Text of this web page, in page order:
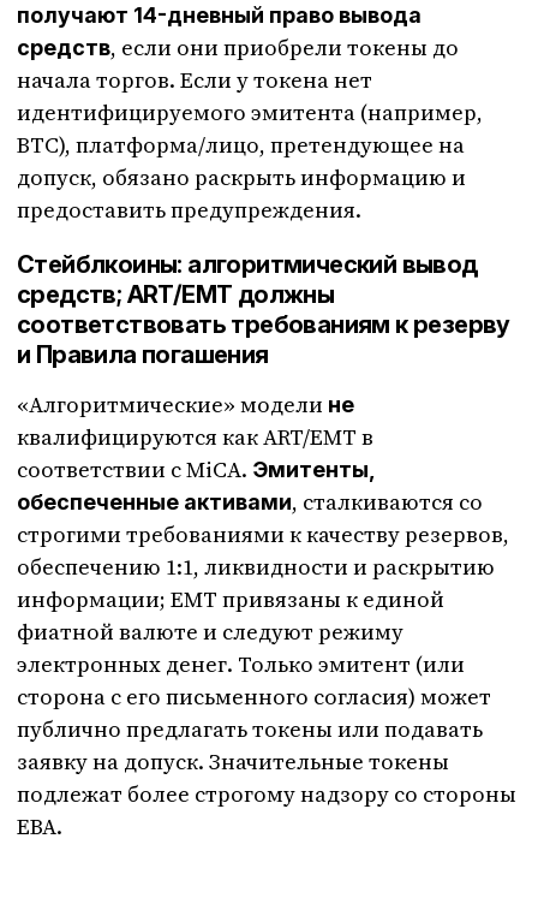
получают 14-дневный право вывода
средств, если они приобрели токены до
начала торгов. Если у токена нет
идентифицируемого эмитента (например,
BTC), платформа/лицо, претендующее на
допуск, обязано раскрыть информацию и
предоставить предупреждения.
Стейблкоины: алгоритмический вывод
средств; ART/EMT должны
соответствовать требованиям к резерву
и Правила погашения
«Алгоритмические» модели не
квалифицируются как ART/EMT в
соответствии с MiCA. Эмитенты,
обеспеченные активами, сталкиваются со
строгими требованиями к качеству резервов,
обеспечению 1:1, ликвидности и раскрытию
информации; EMT привязаны к единой
фиатной валюте и следуют режиму
электронных денег. Только эмитент (или
сторона с его письменного согласия) может
публично предлагать токены или подавать
заявку на допуск. Значительные токены
подлежат более строгому надзору со стороны
EBA.